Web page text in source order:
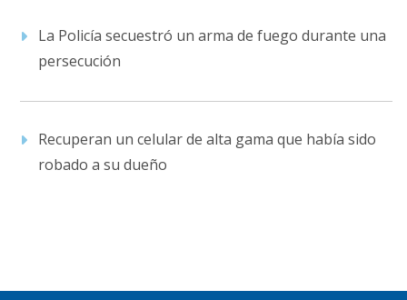
La Policía secuestró un arma de fuego durante una
persecución
Recuperan un celular de alta gama que había sido
robado a su dueño